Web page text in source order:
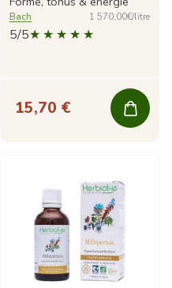
Bach 1 570,00€/litre
5/5
15,70 €